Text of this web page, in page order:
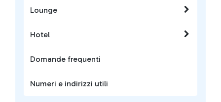
Lounge
Hotel
Domande frequenti
Numeri e indirizzi utili